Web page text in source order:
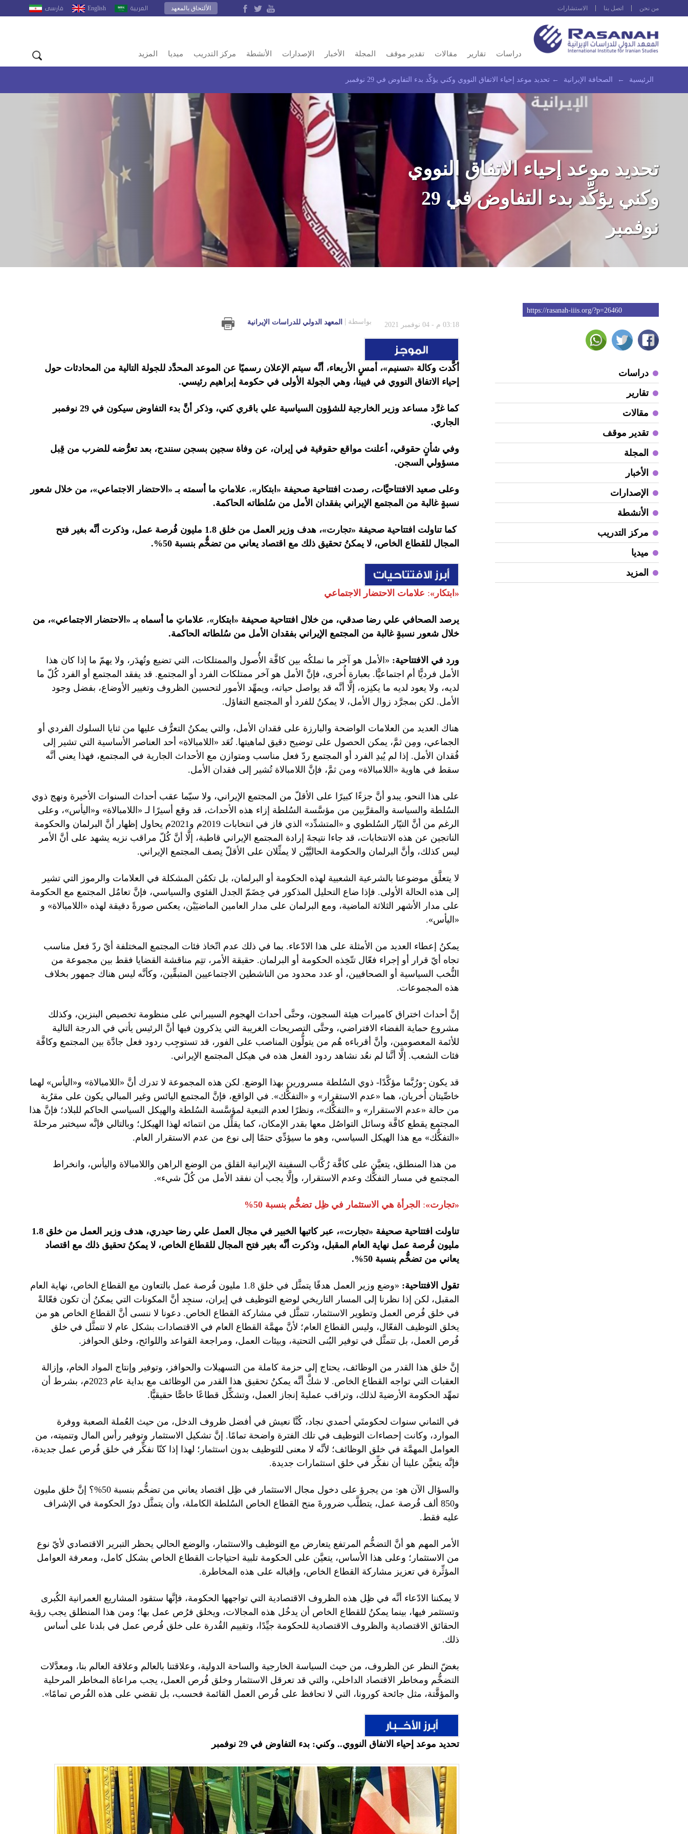
من نحن اتصل بنا الاستشارات العربية English فارسى الألتحاق بالمعهد
دراسات تقارير مقالات تقدير موقف المجلة الأخبار الإصدارات الأنشطة مركز التدريب ميديا المزيد
الرئيسية ← الصحافة الإيرانية ← تحديد موعد إحياء الاتفاق النووي وكني يؤكِّد بدء التفاوض في 29 نوفمبر
تحديد موعد إحياء الاتفاق النووي
وكني يؤكِّد بدء التفاوض في 29
نوفمبر
https://rasanah-iiis.org/?p=26460
دراسات
تقارير
مقالات
تقدير موقف
المجلة
الأخبار
الإصدارات
الأنشطة
مركز التدريب
ميديا
المزيد
03:18 م - 04 نوفمبر 2021 بواسطة المعهد الدولي للدراسات الإيرانية
أكَّدت وكالة «تسنيم»، أمسٍ الأربعاء، أنَّه سيتم الإعلان رسميًا عن الموعد المحدَّد للجولة التالية من المحادثات حول
إحياء الاتفاق النووي في فيينا، وهي الجولة الأولى في حكومة إبراهيم رئيسي.
كما غرَّد مساعد وزير الخارجية للشؤون السياسية علي باقري كني، وذكر أنَّ بدء التفاوض سيكون في 29 نوفمبر
الجاري.
وفي شأنٍ حقوقي، أعلنت مواقع حقوقية في إيران، عن وفاة سجين بسجن سنندج، بعد تعرُّضه للضرب من قِبل
مسؤولي السجن.
وعلى صعيد الافتتاحيَّات، رصدت افتتاحية صحيفة «ابتكار»، علاماتِ ما أسمته بـ «الاحتضار الاجتماعي»، من خلال شعور
نسبةٍ غالبة من المجتمع الإيراني بفقدان الأمل من سُلطاته الحاكمة.
كما تناولت افتتاحية صحيفة «تجارت»، هدف وزير العمل من خلق 1.8 مليون فُرصة عمل، وذكرت أنَّه بغير فتح
المجال للقطاع الخاص، لا يمكنُ تحقيق ذلك مع اقتصاد يعاني من تضخُّم بنسبة 50%.
«ابتكار»: علامات الاحتضار الاجتماعي
يرصد الصحافي علي رضا صدقي، من خلال افتتاحية صحيفة «ابتكار»، علاماتِ ما أسماه بـ «الاحتضار الاجتماعي»، من
خلال شعور نسبةٍ غالبة من المجتمع الإيراني بفقدان الأمل من سُلطاته الحاكمة.
ورد في الافتتاحية: «الأمل هو آخر ما نملكُه بين كافَّة الأُصول والممتلكات، التي تضيع وتُهدَر، ولا يهمّ ما إذا كان هذا
الأمل فرديًّا أم اجتماعيًّا. بعبارة أُخرى، فإنَّ الأمل هو آخر ممتلكات الفرد أو المجتمع. قد يفقد المجتمع أو الفرد كُلّ ما
لديه، ولا يعود لديه ما يكنِزه، إلَّا أنَّه قد يواصل حياته، ويمهِّد الأمور لتحسين الظروف وتغيير الأوضاع، بفضل وجود
الأمل. لكن بمجرَّد زوال الأمل، لا يمكنُ للفرد أو المجتمع التفاؤل.
هناك العديد من العلامات الواضحة والبارزة على فقدان الأمل، والتي يمكنُ التعرُّف عليها من ثنايا السلوك الفردي أو
الجماعي، ومِن ثمَّ، يمكن الحصول على توضيح دقيق لماهيتها. تُعَد «اللامبالاة» أحد العناصر الأساسية التي تشير إلى
فُقدان الأمل. إذا لم يُبدِ الفرد أو المجتمع ردّ فعل مناسب ومتوازن مع الأحداث الجارية في المجتمع، فهذا يعني أنَّه
سقط في هاوية «اللامبالاة» ومن ثمَّ، فإنَّ اللامبالاة تُشير إلى فقدان الأمل.
على هذا النحو، يبدو أنَّ جزءًا كبيرًا على الأقلّ من المجتمع الإيراني، ولا سيّما عقب أحداث السنوات الأخيرة ونهج ذوي
السُلطة والسياسة والمقرَّبين من مؤسَّسة السُلطة إزاء هذه الأحداث، قد وقع أسيرًا لـ «اللامبالاة» و«اليأس»، وعلى
الرغم من أنَّ التيّار السُلطوي و «المتشدِّد» الذي فاز في انتخابات 2019م و2021م يحاول إظهار أنَّ البرلمان والحكومة
الناتجين عن هذه الانتخابات، قد جاءا نتيجةَ إرادة المجتمع الإيراني قاطبة، إلَّا أنَّ كُلّ مراقب نزيه يشهد على أنَّ الأمر
ليس كذلك، وأنَّ البرلمان والحكومة الحاليَّيْن لا يمثِّلان على الأقلّ نِصف المجتمع الإيراني.
لا يتعلَّق موضوعنا بالشرعية الشعبية لهذه الحكومة أو البرلمان، بل تكمُن المشكلة في العلامات والرموز التي تشير
إلى هذه الحالة الأولى. فإذا ضاع التحليل المذكور في خِضَمّ الجدل الفئوي والسياسي، فإنَّ تعامُل المجتمع مع الحكومة
على مدار الأشهر الثلاثة الماضية، ومع البرلمان على مدار العامين الماضيَيْن، يعكس صورةً دقيقة لهذه «اللامبالاة» و
«اليأس».
يمكنُ إعطاء العديد من الأمثلة على هذا الادّعاء. بما في ذلك عدم اتّخاذ فئات المجتمع المختلفة أيّ ردّ فعل مناسب
تجاه أيّ قرار أو إجراء فعّال تتّخِذه الحكومة أو البرلمان. حقيقة الأمر، تتِم مناقشة القضايا فقط بين مجموعة من
النُّخب السياسية أو الصحافيين، أو عدد محدود من الناشطين الاجتماعيين المتبقِّين، وكأنَّه ليس هناك جمهور بخلاف
هذه المجموعات.
إنَّ أحداث اختراق كاميرات هيئة السجون، وحتَّى أحداث الهجوم السيبراني على منظومة تخصيص البنزين، وكذلك
مشروع حماية الفضاء الافتراضي، وحتَّى التصريحات الغريبة التي يذكرون فيها أنَّ الرئيس يأتي في الدرجة التالية
للأئمة المعصومين، وأنَّ أقرباءه هُم من يتولُّون المناصب على الفور، قد تستوجِب ردود فعل جادَّة بين المجتمع وكافَّة
فئات الشعب. إلَّا أنَّنا لم نعُد نشاهد ردود الفعل هذه في هيكل المجتمع الإيراني.
قد يكون -ورُبَّما مؤكَّدًا- ذوي السُلطة مسرورين بهذا الوضع. لكن هذه المجموعة لا تدرك أنَّ «اللامبالاة» و«اليأس» لهما
خاصِّيتان أُخريان، هما «عدم الاستقرار» و «التفكُّك». في الواقع، فإنَّ المجتمع اليائس وغير المبالي يكون على مقرُبة
من حالة «عدم الاستقرار» و «التفكُّك»، ونظرًا لعدم التبعية لمؤسَّسة السُلطة والهيكل السياسي الحاكم للبلاد؛ فإنَّ هذا
المجتمع يقطع كافَّة وسائل التواصُل معها بقدر الإمكان، كما يقلِّل من انتمائه لهذا الهيكل؛ وبالتالي فإنَّه سيختبر مرحلةَ
«التفكُّك» مع هذا الهيكل السياسي، وهو ما سيؤدِّي حتمًا إلى نوع من عدم الاستقرار العام.
من هذا المنطلق، يتعيَّن على كافَّة رُكَّاب السفينة الإيرانية القلق من الوضع الراهن واللامبالاة واليأس، وانخراط
المجتمع في مسار التفكُّك وعدم الاستقرار، وإلَّا يجب أن نفقد الأمل من كُلّ شيء».
«تجارت»: الجرأة هي الاستثمار في ظِل تضخُّم بنسبة 50%
تناولت افتتاحية صحيفة «تجارت»
، عبر كاتبها الخبير في مجال العمل علي رضا حيدري، هدف وزير العمل من خلق 1.8
مليون فُرصة عمل نهاية العام المقبل، وذكرت أنَّه بغير فتح المجال للقطاع الخاص، لا يمكنُ تحقيق ذلك مع اقتصاد
يعاني من تضخُّم بنسبة 50%.
تقول الافتتاحية:
«وضع وزير العمل هدفًا يتمثَّل في خلق 1.8 مليون فُرصة عمل بالتعاون مع القطاع الخاص، نهاية العام
المقبل، لكن إذا نظرنا إلى المسار التاريخي لوضع التوظيف في إيران، سنجِد أنَّ المكونات التي يمكنُ أن تكون فعّالةً
في خلق فُرص العمل وتطوير الاستثمار، تتمثَّل في مشاركة القطاع الخاص. دعونا لا ننسى أنَّ القطاع الخاص هو من
يخلق التوظيف الفعّال، وليس القطاع العام؛ لأنَّ مهمَّة القطاع العام في الاقتصادات بشكل عام لا تتمثَّل في خلق
فُرص العمل، بل تتمثَّل في توفير البُنى التحتية، وبيئات العمل، ومراجعة القواعد واللوائح، وخلق الحوافز.
إنَّ خلق هذا القدر من الوظائف، يحتاج إلى حزمة كاملة من التسهيلات والحوافز، وتوفير وإنتاج المواد الخام، وإزالة
العقبات التي تواجه القطاع الخاص. لا شكَّ أنَّه يمكنُ تحقيق هذا القدر من الوظائف مع بداية عام 2023م، بشرط أن
تمهِّد الحكومة الأرضيةَ لذلك، وتراقب عمليةَ إنجاز العمل، وتشكِّل قطاعًا خاصًّا حقيقيًّا.
في الثماني سنوات لحكومتَي أحمدي نجاد، كُنَّا نعيش في أفضل ظروف الدخل، من حيث العُملة الصعبة ووفرة
الموارد، وكانت إحصاءات التوظيف في تلك الفترة واضحة تمامًا. إنَّ تشكيل الاستثمار وتوفير رأس المال وتنميته، من
العوامل المهمَّة في خلق الوظائف؛ لأنَّه لا معنى للتوظيف بدون استثمار؛ لهذا إذا كنّا نفكِّر في خلق فُرص عمل جديدة،
فإنَّه يتعيَّن علينا أن نفكِّر في خلق استثمارات جديدة.
والسؤال الآن هو: من يجرؤ على دخول مجال الاستثمار في ظِل اقتصاد يعاني من تضخُّم بنسبة 50%؟ إنَّ خلق مليون
و850 ألف فُرصة عمل، يتطلَّب ضرورةَ منح القطاع الخاص السُلطة الكاملة، وأن يتمثَّل دورُ الحكومة في الإشراف
عليه فقط.
الأمر المهم هو أنَّ التضخُّم المرتفع يتعارض مع التوظيف والاستثمار، والوضع الحالي يحظر التبرير الاقتصادي لأيّ نوع
من الاستثمار؛ وعلى هذا الأساس، يتعيَّن على الحكومة تلبية احتياجات القطاع الخاص بشكل كامل، ومعرفة العوامل
المؤثِّرة في تعزيز مشاركة القطاع الخاص، وإقباله على هذه المخاطرة.
لا يمكننا الادّعاء أنَّه في ظِل هذه الظروف الاقتصادية التي تواجهها الحكومة، فإنَّها ستقود المشاريع العمرانية الكُبرى
وتستثمر فيها، بينما يمكنُ للقطاع الخاص أن يدخُل هذه المجالات، ويخلق فرُص عمل بها؛ ومن هذا المنطلق يجب رؤية
الحقائق الاقتصادية والظروف الاقتصادية للحكومة جيِّدًا، وتقييم القُدرة على خلق فُرص عمل في بلدنا على أساس
ذلك.
بغضّ النظر عن الظروف، من حيث السياسة الخارجية والساحة الدولية، وعلاقتنا بالعالم وعلاقة العالم بنا، ومعدَّلات
التضخُّم ومخاطر الاقتصاد الداخلي، والتي قد تعرقل الاستثمار وخلق فُرص العمل، يجب مراعاة المخاطر المرحلية
والمؤقَّتة، مثل جائحة كورونا، التي لا تحافظ على فُرص العمل القائمة فحسب، بل تقضي على هذه الفُرص تمامًا».
تحديد موعد إحياء الاتفاق النووي.. وكني: بدء التفاوض في 29 نوفمبر